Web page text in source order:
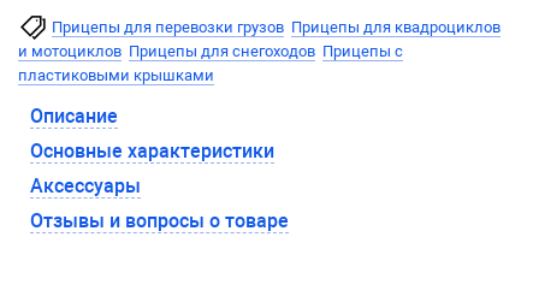
Прицепы для перевозки грузов Прицепы для квадроциклов
и мотоциклов Прицепы для снегоходов Прицепы с
пластиковыми крышками
Описание
Основные характеристики
Аксессуары
Отзывы и вопросы о товаре